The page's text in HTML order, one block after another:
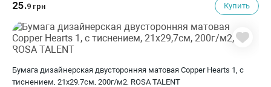
25.9 грн Купить
Бумага дизайнерская двусторонняя матовая Copper Hearts 1, с
тиснением, 21х29,7см, 200г/м2, ROSA TALENT